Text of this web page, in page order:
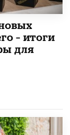
– итоги
для